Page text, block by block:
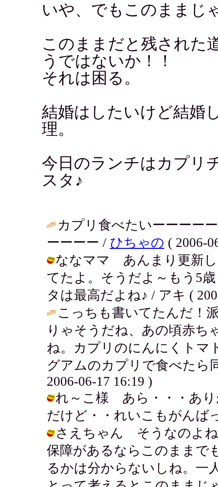
いや、でもこのままじ
このままだと残された
うではないか！！
それは困る。
結婚はしたいけど結婚
理。
今日のランチはカプリ
スタ♪
カプリ食べたいーーーー
ーーーー / ひちゃの ( 2006-
ななママ あんまり更新し
てたよ。そうだよ～もう5
タは最高だよね♪ / アキ (
こっちも書いてたんだ！
りゃそうだね、あの頃赤ち
ね。カプリのにんにくトマ
グアムのカプリで食べたら
2006-06-17 16:19 )
れ～こ様 あら・・・あり
だけど・・れいこもがんば
さえちゃん そうなのよね
保障があるならこのままで
るかは分からないしね。一